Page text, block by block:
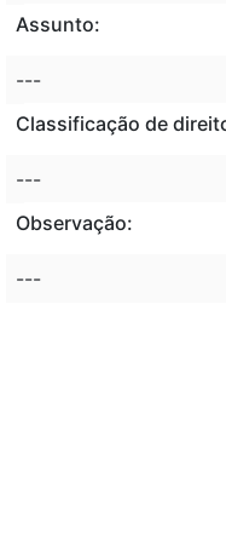
Assunto:
---
Classificação de
---
Observação:
---